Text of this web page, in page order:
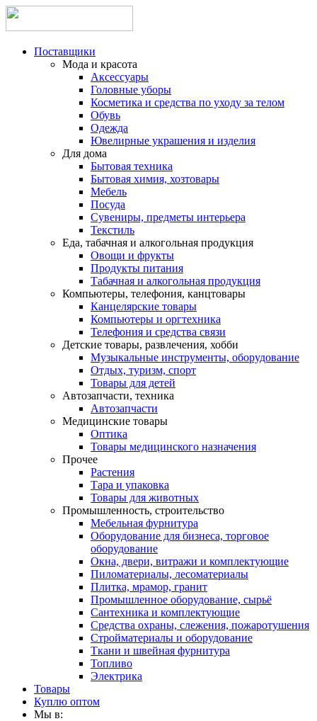
Поставщики
Мода и красота
Аксессуары
Головные уборы
Косметика и средства по уходу за телом
Обувь
Одежда
Ювелирные украшения и изделия
Для дома
Бытовая техника
Бытовая химия, хозтовары
Мебель
Посуда
Сувениры, предметы интерьера
Текстиль
Еда, табачная и алкогольная продукция
Овощи и фрукты
Продукты питания
Табачная и алкогольная продукция
Компьютеры, телефония, канцтовары
Канцелярские товары
Компьютеры и оргтехника
Телефония и средства связи
Детские товары, развлечения, хобби
Музыкальные инструменты, оборудование
Отдых, туризм, спорт
Товары для детей
Автозапчасти, техника
Автозапчасти
Медицинские товары
Оптика
Товары медицинского назначения
Прочее
Растения
Тара и упаковка
Товары для животных
Промышленность, строительство
Мебельная фурнитура
Оборудование для бизнеса, торговое
оборудование
Окна, двери, витражи и комплектующие
Пиломатериалы, лесоматериалы
Плитка, мрамор, гранит
Промышленное оборудование, сырьё
Сантехника и комплектующие
Средства охраны, слежения, пожаротушения
Стройматериалы и оборудование
Ткани и швейная фурнитура
Топливо
Электрика
Товары
Куплю оптом
Мы в: